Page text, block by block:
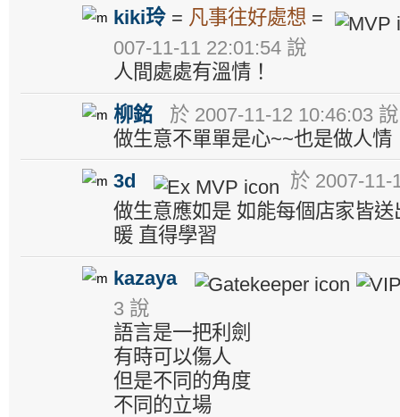
kiki玲 = 凡事往好處想 =
007-11-11 22:01:54 說
人間處處有溫情！
柳銘
於 2007-11-12 10:46:03 說
做生意不單單是心~~也是做人情
3d
於 2007-11-
做生意應如是 如能每個店家皆
暖 直得學習
kazaya
3 說
語言是一把利劍
有時可以傷人
但是不同的角度
不同的立場